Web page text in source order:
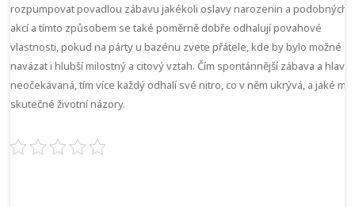
rozpumpovat povadlou zábavu jakékoli oslavy narozenin a podobných
akcí a tímto způsobem se také poměrně dobře odhalují povahové
vlastnosti, pokud na párty u bazénu zvete přátele, kde by bylo možné
navázat i hlubší milostný a citový vztah. Čím spontánnější zábava a
neočekávaná, tím více každý odhalí své nitro, co v něm ukrývá, a jaké má
skutečné životní názory.